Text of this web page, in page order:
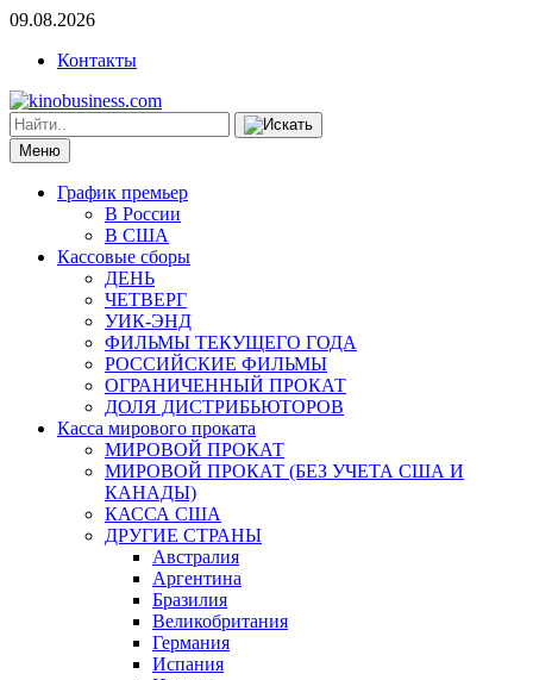
09.08.2026
Контакты
Меню
График премьер
В России
В США
Кассовые сборы
ДЕНЬ
ЧЕТВЕРГ
УИК-ЭНД
ФИЛЬМЫ ТЕКУЩЕГО ГОДА
РОССИЙСКИЕ ФИЛЬМЫ
ОГРАНИЧЕННЫЙ ПРОКАТ
ДОЛЯ ДИСТРИБЬЮТОРОВ
Касса мирового проката
МИРОВОЙ ПРОКАТ
МИРОВОЙ ПРОКАТ (БЕЗ УЧЕТА США И
КАНАДЫ)
КАССА США
ДРУГИЕ СТРАНЫ
Австралия
Аргентина
Бразилия
Великобритания
Германия
Испания